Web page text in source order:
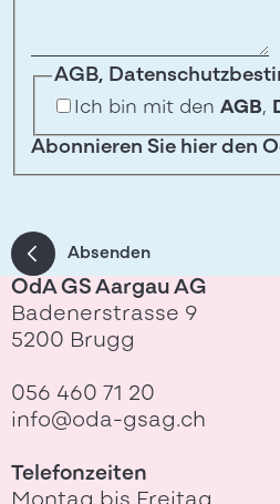
AGB,
Ich bin mit den AGB,
Abonnieren Sie hier den
Absenden
OdA GS Aargau AG
Badenerstrasse 9
5200 Brugg
056 460 71 20
info@oda-gsag.ch
Telefonzeiten